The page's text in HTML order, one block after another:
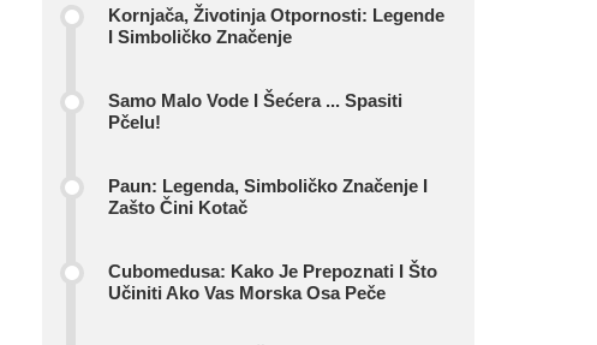
Kornjača, Životinja Otpornosti: Legende
I Simboličko Značenje
Samo Malo Vode I Šećera ... Spasiti
Pčelu!
Paun: Legenda, Simboličko Značenje I
Zašto Čini Kotač
Cubomedusa: Kako Je Prepoznati I Što
Učiniti Ako Vas Morska Osa Peče